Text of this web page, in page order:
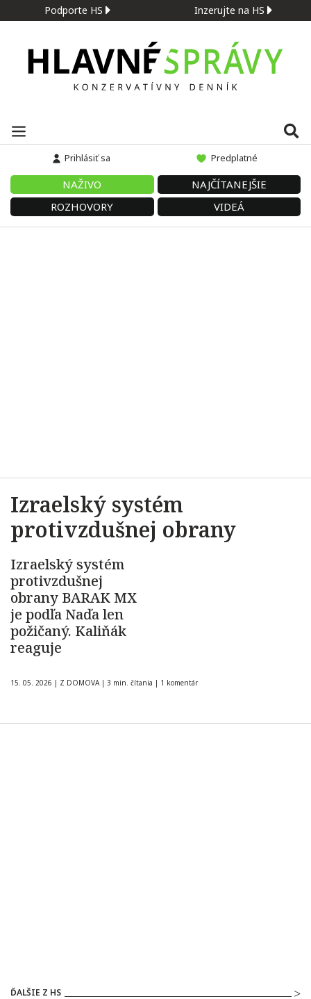
Podporte HS Inzerujte na HS
Prihlásiť sa Predplatné
NAŽIVO
NAJČÍTANEJŠIE
ROZHOVORY
VIDEÁ
Izraelský systém
protivzdušnej obrany
Izraelský systém
protivzdušnej
obrany BARAK MX
je podľa Naďa len
požičaný. Kaliňák
reaguje
15. 05. 2026 | Z DOMOVA | 3 min. čítania | 1 komentár
ĎALŠIE Z HS